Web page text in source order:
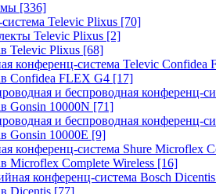
[336]
Televic Plixus [70]
Televic Plixus [2]
Televic Plixus [68]
конференц-система Televic Confidea
Confidea FLEX G4 [17]
и беспроводная конференц-
Gonsin 10000N [71]
и беспроводная конференц-
Gonsin 10000E [9]
конференц-система Shure Microflex
Microflex Complete Wireless [16]
конференц-система Bosch Dicentis
Dicentis [77]